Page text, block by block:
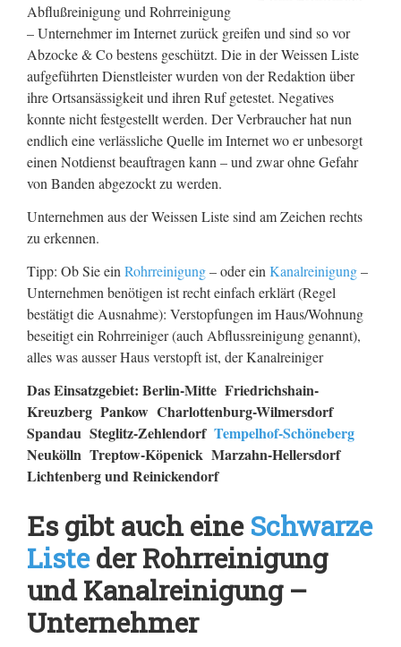
Abflußreinigung und Rohrreinigung
– Unternehmer im Internet zurück greifen und sind so vor
Abzocke & Co bestens geschützt. Die in der Weissen Liste
aufgeführten Dienstleister wurden von der Redaktion über
ihre Ortsansässigkeit und ihren Ruf getestet. Negatives
konnte nicht festgestellt werden. Der Verbraucher hat nun
endlich eine verlässliche Quelle im Internet wo er unbesorgt
einen Notdienst beauftragen kann – und zwar ohne Gefahr
von Banden abgezockt zu werden.
Unternehmen aus der Weissen Liste sind am Zeichen rechts
zu erkennen.
Tipp: Ob Sie ein Rohrreinigung– oder ein Kanalreinigung–
Unternehmen benötigen ist recht einfach erklärt (Regel
bestätigt die Ausnahme): Verstopfungen im Haus/Wohnung
beseitigt ein Rohrreiniger (auch Abflussreinigung genannt),
alles was ausser Haus verstopft ist, der Kanalreiniger
Das Einsatzgebiet: Berlin-Mitte Friedrichshain-
Kreuzberg Pankow Charlottenburg-Wilmersdorf
Spandau Steglitz-Zehlendorf Tempelhof-Schöneberg
Neukölln Treptow-Köpenick Marzahn-Hellersdorf
Lichtenberg und Reinickendorf
Es gibt auch eine Schwarze
Listeder Rohrreinigung
und Kanalreinigung –
Unternehmer